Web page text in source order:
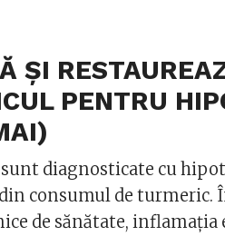
ȘI
PENTRU
sunt diagnosticate cu
consumul de turmeric.
de sănătate, inflamația